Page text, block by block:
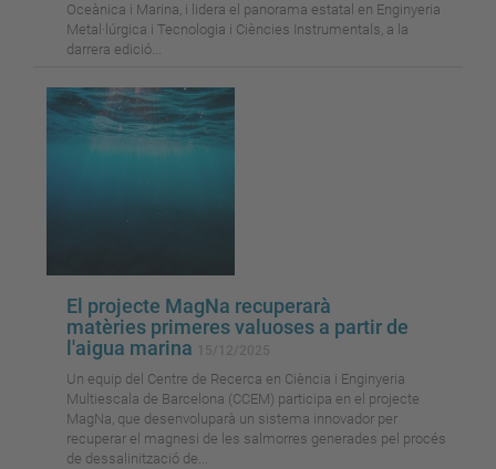
Oceànica i Marina, i lidera el panorama estatal en Enginyeria
Metal·lúrgica i Tecnologia i Ciències Instrumentals, a la
darrera edició...
El projecte MagNa recuperarà
matèries primeres valuoses a partir de
l'aigua marina
Un equip del Centre de Recerca en Ciència i Enginyeria
Multiescala de Barcelona (CCEM) participa en el projecte
MagNa, que desenvoluparà un sistema innovador per
recuperar el magnesi de les salmorres generades pel procés
de dessalinització de...